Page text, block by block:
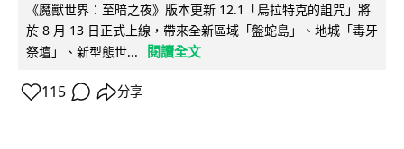
《魔獸世界：至暗之夜》版本更新 12.1「烏拉特克的詛咒」將
於 8 月 13 日正式上線，帶來全新區域「盤蛇島」、地城「毒牙
祭壇」、新型態世...
閱讀全文
115 分享